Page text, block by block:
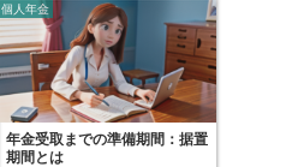
個人年金
年金受取までの準備期間：据置
期間とは